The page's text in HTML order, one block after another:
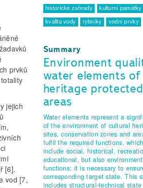
prvků
jejich
[6].
vod [7,
historické zahrady
kulturní památky
kvalita vody
rybníky vodní prvky
Summary
Environment
water elements of
heritage protected
areas
Water elements represent a
of the environment of cultural
sites, conservation zones and
fulfil the required functions,
include social, historical,
educational, but also
functions; it is necessary to
corresponding target state. This
includes structural-technical